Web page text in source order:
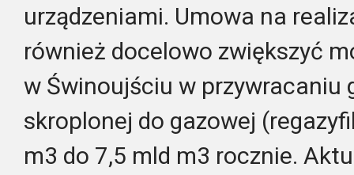
urządzeniami. Umowa na
również docelowo zwiększyć
w Świnoujściu w przywracaniu
skroplonej do gazowej
m3 do 7,5 mld m3 rocznie.